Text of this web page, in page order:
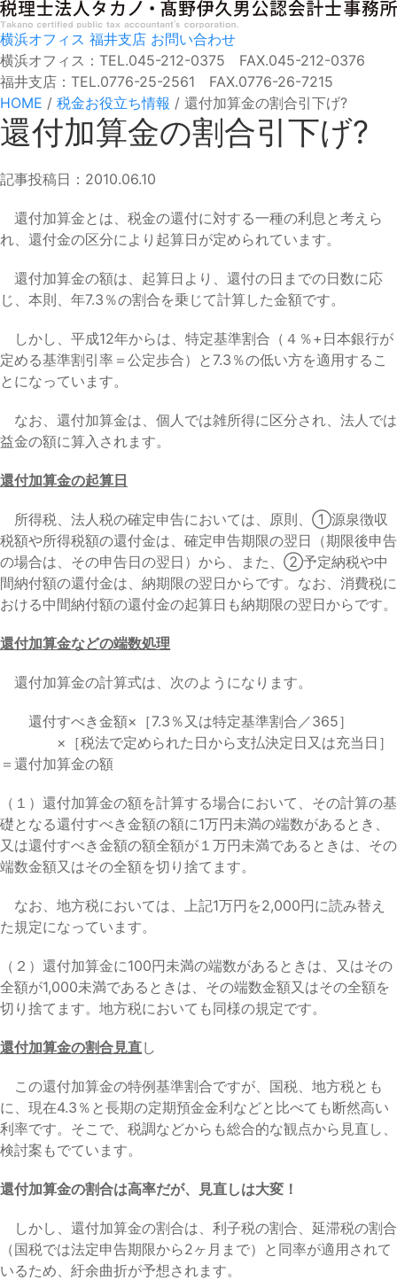
横浜オフィス 福井支店 お問い合わせ
横浜オフィス：TEL.045-212-0375 FAX.045-212-0376
福井支店：TEL.0776-25-2561 FAX.0776-26-7215
HOME / 税金お役立ち情報 / 還付加算金の割合引下げ?
還付加算金の割合引下げ?
記事投稿日：2010.06.10
還付加算金とは、税金の還付に対する一種の利息と考えら
れ、還付金の区分により起算日が定められています。
還付加算金の額は、起算日より、還付の日までの日数に応
じ、本則、年7.3％の割合を乗じて計算した金額です。
しかし、平成12年からは、特定基準割合（４％+日本銀行が
定める基準割引率＝公定歩合）と7.3％の低い方を適用するこ
とになっています。
なお、還付加算金は、個人では雑所得に区分され、法人では
益金の額に算入されます。
還付加算金の起算日
所得税、法人税の確定申告においては、原則、①源泉徴収
税額や所得税額の還付金は、確定申告期限の翌日（期限後申告
の場合は、その申告日の翌日）から、また、②予定納税や中
間納付額の還付金は、納期限の翌日からです。なお、消費税に
おける中間納付額の還付金の起算日も納期限の翌日からです。
還付加算金などの端数処理
還付加算金の計算式は、次のようになります。
還付すべき金額×［7.3％又は特定基準割合／365］
×［税法で定められた日から支払決定日又は充当日］
＝還付加算金の額
（１）還付加算金の額を計算する場合において、その計算の基
礎となる還付すべき金額の額に1万円未満の端数があるとき、
又は還付すべき金額の額全額が１万円未満であるときは、その
端数金額又はその全額を切り捨てます。
なお、地方税においては、上記1万円を2,000円に読み替え
た規定になっています。
（２）還付加算金に100円未満の端数があるときは、又はその
全額が1,000未満であるときは、その端数金額又はその全額を
切り捨てます。地方税においても同様の規定です。
還付加算金の割合見直し
この還付加算金の特例基準割合ですが、国税、地方税とも
に、現在4.3％と長期の定期預金金利などと比べても断然高い
利率です。そこで、税調などからも総合的な観点から見直し、
検討案もでています。
還付加算金の割合は高率だが、見直しは大変！
しかし、還付加算金の割合は、利子税の割合、延滞税の割合
（国税では法定申告期限から2ヶ月まで）と同率が適用されて
いるため、紆余曲折が予想されます。